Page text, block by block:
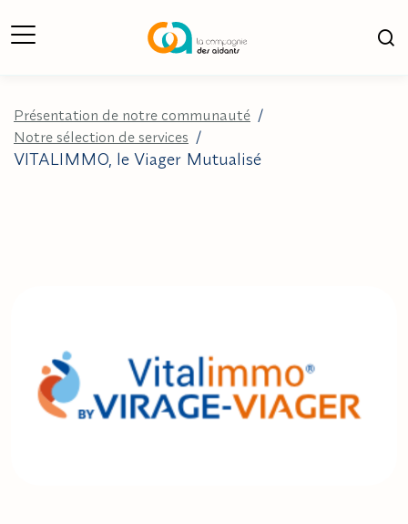
Ouverture du Menu
Présentation de notre communauté /
Notre sélection de services /
VITALIMMO, le Viager Mutualisé